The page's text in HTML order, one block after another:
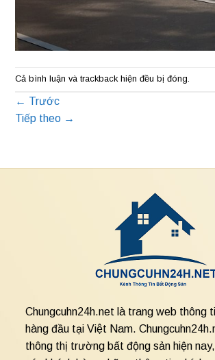
Cả bình luận và trackback hiện đều bị đóng.
← Trước
Tiếp theo →
Chungcuhn24h.net là trang web thông
hàng đầu tại Việt Nam.
thông thị trường bất động sản hiện